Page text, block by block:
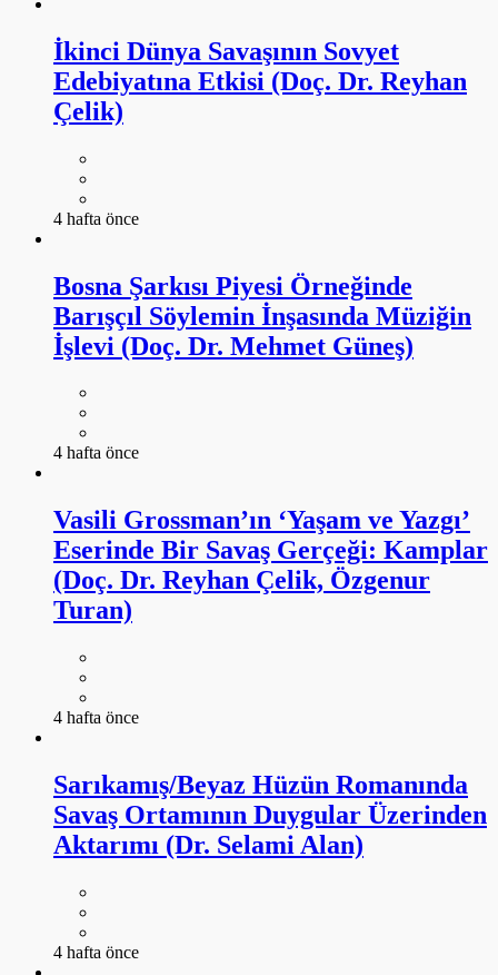
İkinci Dünya Savaşının Sovyet
Edebiyatına Etkisi (Doç. Dr. Reyhan
Çelik)
4 hafta önce
Bosna Şarkısı Piyesi Örneğinde
Barışçıl Söylemin İnşasında Müziğin
İşlevi (Doç. Dr. Mehmet Güneş)
4 hafta önce
Vasili Grossman’ın ‘Yaşam ve Yazgı’
Eserinde Bir Savaş Gerçeği: Kamplar
(Doç. Dr. Reyhan Çelik, Özgenur
Turan)
4 hafta önce
Sarıkamış/Beyaz Hüzün Romanında
Savaş Ortamının Duygular Üzerinden
Aktarımı (Dr. Selami Alan)
4 hafta önce